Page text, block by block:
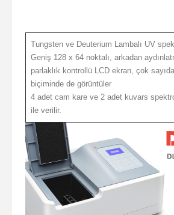
Tungsten ve Deuterium Lambalı UV
Geniş 128 x 64 noktalı, arkadan
parlaklık kontrollü LCD ekran, çok
biçiminde de görüntüler
4 adet cam kare ve 2 adet kuvars
ile verilir.